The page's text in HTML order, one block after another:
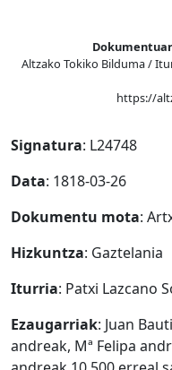
Altzako Tokiko Bilduma /
https://
Signatura: L24748
Data: 1818-03-26
Dokumentu mota:
Hizkuntza: Gaztelania
Iturria: Patxi Lazcano
Ezaugarriak: Juan
andreak, Mª Felipa